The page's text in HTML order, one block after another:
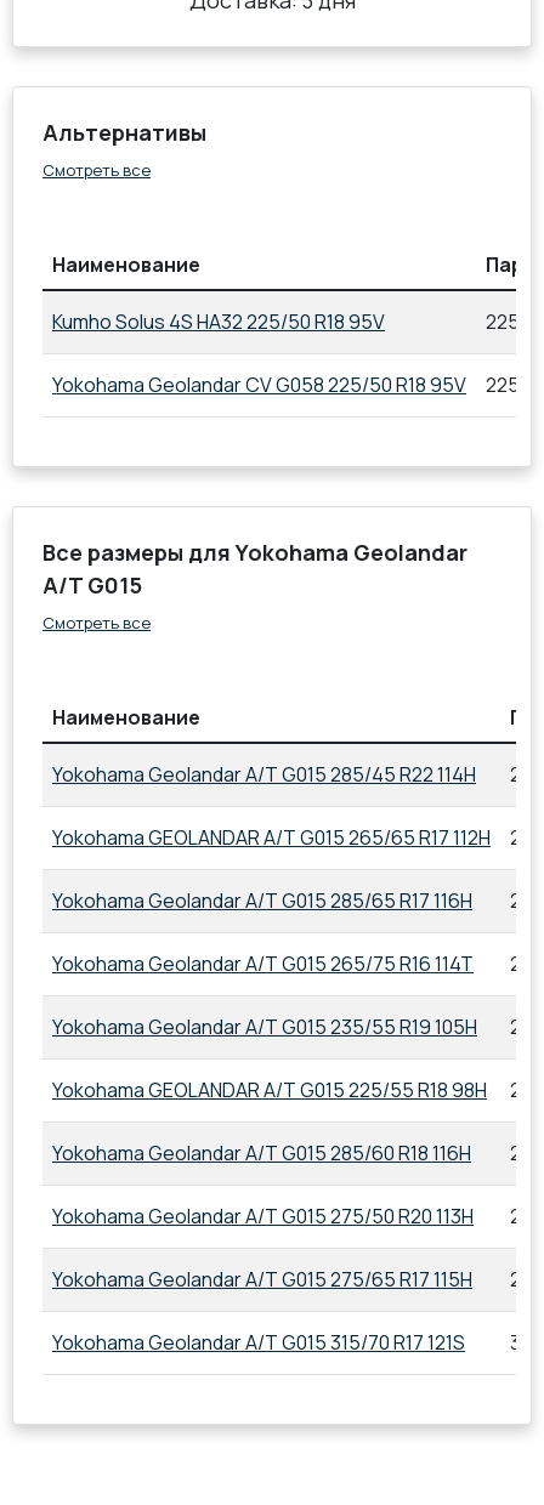
Альтернативы
Смотреть все
Наименование
Kumho Solus 4S HA32 225/50 R18 95V 225/
Yokohama Geolandar CV G058 225/50 R18 95V 225/
Все размеры для Yokohama Geolandar
A/T G015
Смотреть все
Наименование
Yokohama Geolandar A/T G015 285/45 R22 114H
Yokohama GEOLANDAR A/T G015 265/65 R17 112H
Yokohama Geolandar A/T G015 285/65 R17 116H
Yokohama Geolandar A/T G015 265/75 R16 114T
Yokohama Geolandar A/T G015 235/55 R19 105H
Yokohama GEOLANDAR A/T G015 225/55 R18 98H
Yokohama Geolandar A/T G015 285/60 R18 116H
Yokohama Geolandar A/T G015 275/50 R20 113H
Yokohama Geolandar A/T G015 275/65 R17 115H
Yokohama Geolandar A/T G015 315/70 R17 121S